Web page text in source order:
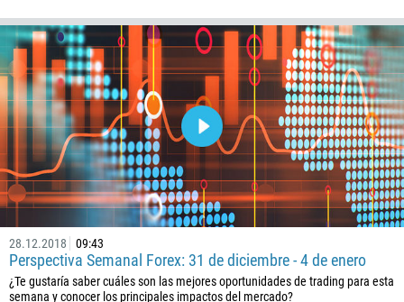
28.12.2018 09:43
Perspectiva Semanal Forex: 31 de diciembre - 4 de enero
¿Te gustaría saber cuáles son las mejores oportunidades de trading para esta
semana y conocer los principales impactos del mercado?